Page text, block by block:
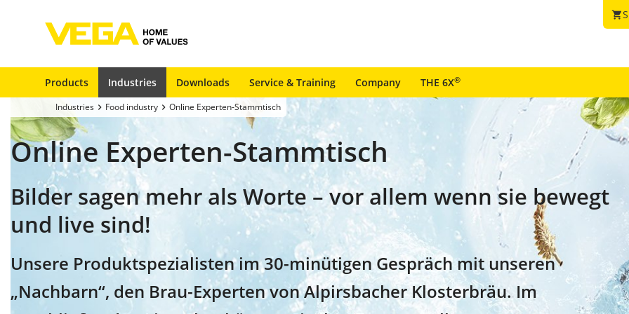
shopping_cart
Products Industries Downloads Service & Training Company THE 6X®
Industries Food industry Online Experten-Stammtisch
Online Experten-Stammtisch
Bilder sagen mehr als Worte – vor allem wenn sie bewegt
und live sind!
Unsere Produktspezialisten im 30-minütigen Gespräch mit unseren
„Nachbarn“, den Brau-Experten von Alpirsbacher Klosterbräu. Im